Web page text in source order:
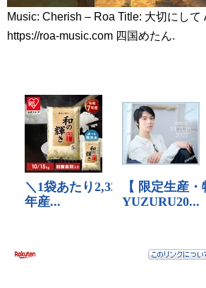
Music: Cherish – Roa Title: 大切にして
https://roa-music.com 四国めたん.